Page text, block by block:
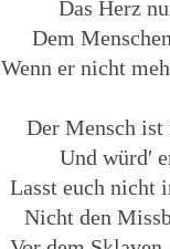
Das Herz
Dem
Wenn er nicht
Der Mensch
Und würd′
Lasst euch nicht
Nicht den